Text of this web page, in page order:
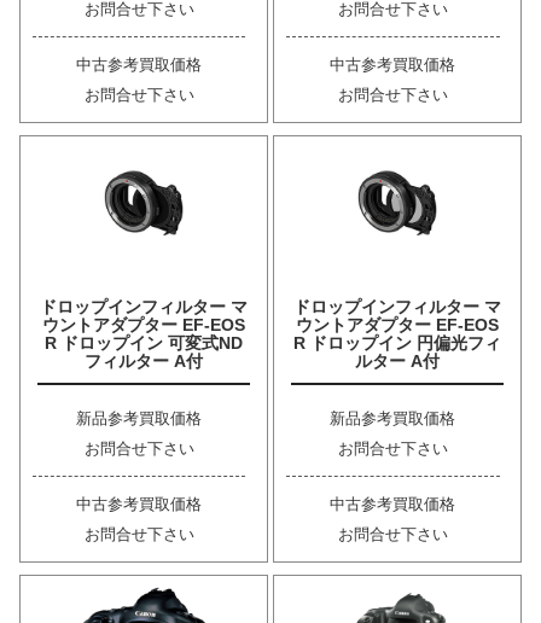
お問合せ下さい
中古参考買取価格
お問合せ下さい
お問合せ下さい
中古参考買取価格
お問合せ下さい
ドロップインフィルター マ
ウントアダプター EF-EOS
R ドロップイン 可変式ND
フィルター A付
新品参考買取価格
お問合せ下さい
中古参考買取価格
お問合せ下さい
ドロップインフィルター マ
ウントアダプター EF-EOS
R ドロップイン 円偏光フィ
ルター A付
新品参考買取価格
お問合せ下さい
中古参考買取価格
お問合せ下さい